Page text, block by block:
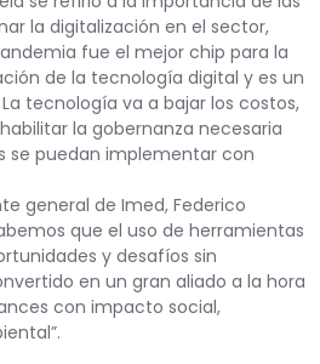
la digitalización en el sector,
fue el mejor chip para la
de la tecnología digital y es un
tecnología va a bajar los costos,
la gobernanza necesaria
se puedan implementar con
general de Imed, Federico
que el uso de herramientas
y desafíos sin
en un gran aliado a la hora
con impacto social,